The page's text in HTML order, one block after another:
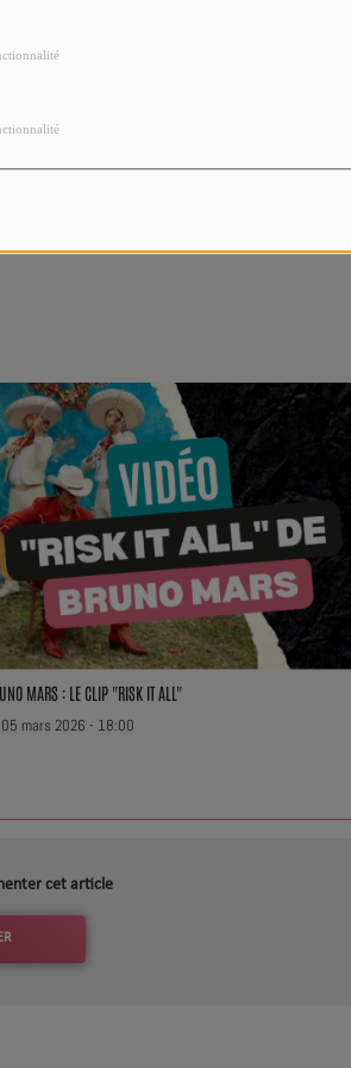
et s'impose déjà comme l'un des disques
de semaines pour la superstar.
50,000 cópias vendidas no país.
MARS : LE CLIP "RISK IT ALL"
mars 2026 - 18:00
cet article